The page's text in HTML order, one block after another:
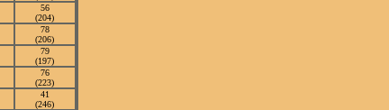
56
(204)
78
(206)
79
(197)
76
(223)
41
(246)